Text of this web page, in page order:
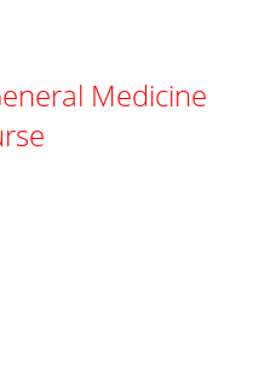
Medicine